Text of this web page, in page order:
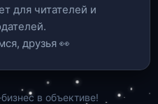
для читателей и
друзья 👀
в объективе!